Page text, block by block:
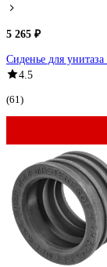
5 265 ₽
Сиденье для
4.5
(61)